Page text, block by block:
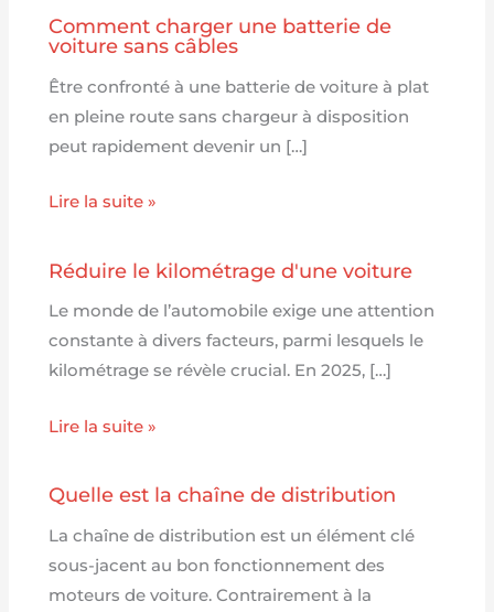
Comment charger une batterie de
voiture sans câbles
Être confronté à une batterie de voiture à plat
en pleine route sans chargeur à disposition
peut rapidement devenir un […]
Lire la suite »
Réduire le kilométrage d'une voiture
Le monde de l’automobile exige une attention
constante à divers facteurs, parmi lesquels le
kilométrage se révèle crucial. En 2025, […]
Lire la suite »
Quelle est la chaîne de distribution
La chaîne de distribution est un élément clé
sous-jacent au bon fonctionnement des
moteurs de voiture. Contrairement à la